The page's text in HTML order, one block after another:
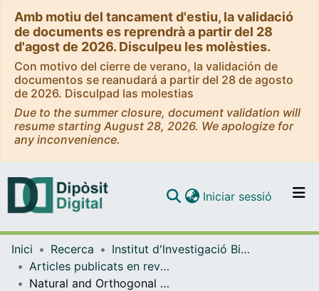
Amb motiu del tancament d'estiu, la validació
de documents es reprendrà a partir del 28
d'agost de 2026. Disculpeu les molèsties.
Con motivo del cierre de verano, la validación de
documentos se reanudará a partir del 28 de agosto
de 2026. Disculpad las molestias
Due to the summer closure, document validation will
resume starting August 28, 2026. We apologize for
any inconvenience.
Navega per tot el DD
Com publicar
Iniciar sessió (current)
Inici Recerca
Institut d'lnvestigació Biomèdica de Bellvitge (IDIBELL)
Articles publicats en revistes (Institut d'lnvestigació Biomèdica de Bellvitge (IDIBELL))
Natural and Orthogonal Interaction framework for modeling gene-environment interactions with application to lung cancer